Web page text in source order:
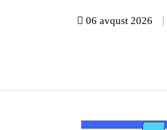
06 avqust 2026